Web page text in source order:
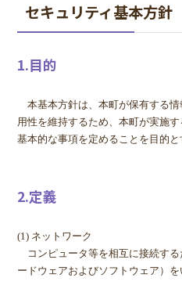
セキュリティ基本方針
1.目的
本基本方針は、本町が保有する情
用性を維持するため、本町が実施
基本的な事項を定めることを目的と
2.定義
(1) ネットワーク
コンピュータ等を相互に接続す
ードウェアおよびソフトウェア）を